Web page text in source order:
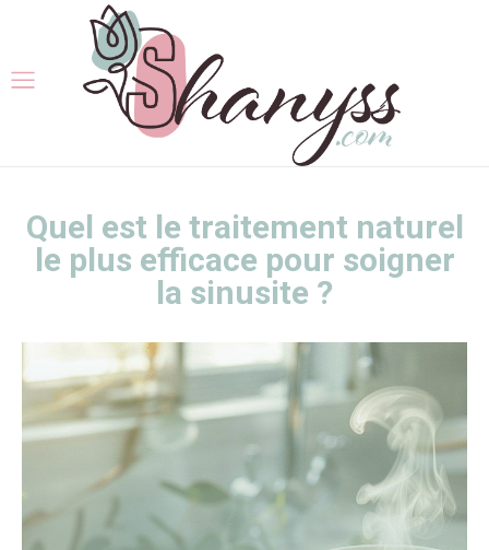
Quel est le traitement naturel
le plus efficace pour soigner
la sinusite ?